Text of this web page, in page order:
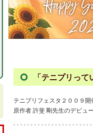
「テニプリっ
テニプリフェスタ２００９
原作者 許斐 剛先生のデビュ